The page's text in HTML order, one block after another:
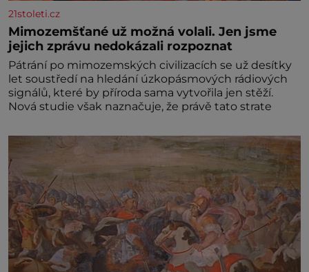
21stoleti.cz
Mimozemšťané už možná volali. Jen jsme
jejich zprávu nedokázali rozpoznat
Pátrání po mimozemských civilizacích se už desítky
let soustředí na hledání úzkopásmových rádiových
signálů, které by příroda sama vytvořila jen stěží.
Nová studie však naznačuje, že právě tato strate